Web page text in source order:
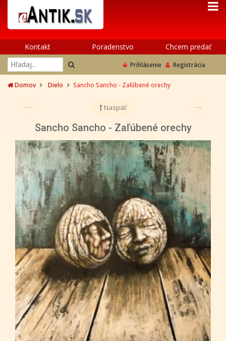
Kontakt Poradenstvo Chcem predať
Prihlásenie Registrácia
Domov Dielo Sancho Sancho - Zaľúbené orechy
Naspäť
Sancho Sancho - Zaľúbené orechy